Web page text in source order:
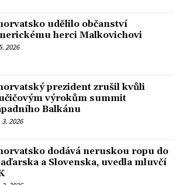
udělilo občanství
herci Malkovichovi
2026
prezident zrušil kvůli
výrokům summit
Balkánu
3. 2026
dodává neruskou ropu do
a Slovenska, uvedla mluvčí